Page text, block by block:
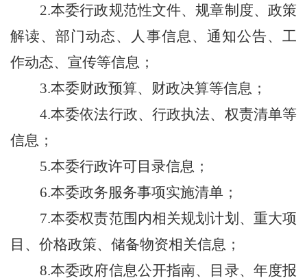
2.本委行政规范性文件、规章制度、政策
解读、部门动态、人事信息、通知公告、工
作动态、宣传等信息；
3.本委财政预算、财政决算等信息；
4.本委依法行政、行政执法、权责清单等
信息；
5.本委行政许可目录信息；
6.本委政务服务事项实施清单；
7.本委权责范围内相关规划计划、重大项
目、价格政策、储备物资相关信息；
8.本委政府信息公开指南、目录、年度报